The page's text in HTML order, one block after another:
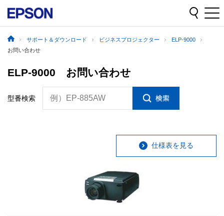
サポート＆ダウンロード ビジネスプロジェクター
ELP-9000
お問い合わせ
ELP-9000 お問い合わせ
型番検索 例）EP-885AW
仕様表を見る